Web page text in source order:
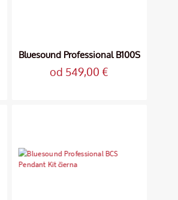
Bluesound Professional B100S
od 549,00 €